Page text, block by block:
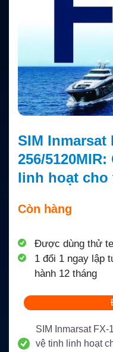
SIM Inmarsat
256/
linh hoạt cho
Còn hàng
Được dùng thử
1 đổi 1 ngay lập
hành 12 tháng
SIM Inmarsat
vệ tinh linh hoạt